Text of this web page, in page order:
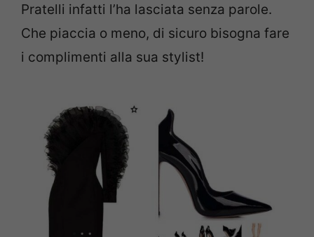
Pratelli infatti l’ha lasciata senza parole.
Che piaccia o meno, di sicuro bisogna fare
i complimenti alla sua stylist!